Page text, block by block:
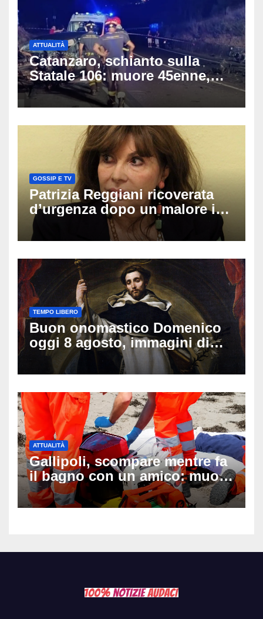
ATTUALITÀ
Catanzaro, schianto sulla
Statale 106: muore 45enne,
coinvolti un’auto, un suv e
una moto
GOSSIP E TV
Patrizia Reggiani ricoverata
d’urgenza dopo un malore in
vacanza: come sta oggi l’ex
Lady Gucci
TEMPO LIBERO
Buon onomastico Domenico
oggi 8 agosto, immagini di
auguri da condividere
ATTUALITÀ
Gallipoli, scompare mentre fa
il bagno con un amico: muore
a 19 anni dopo 45 minuti di
disperati tentativi di